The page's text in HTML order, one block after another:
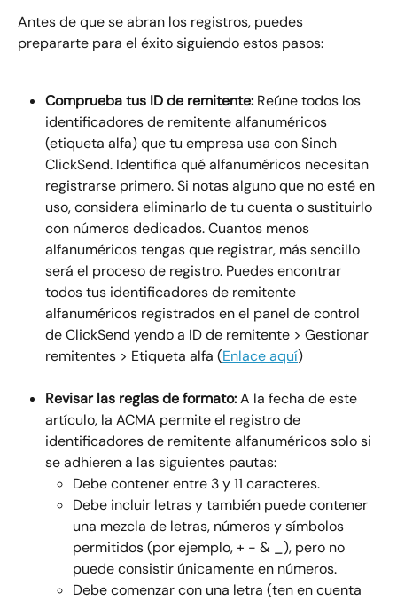
Antes de que se abran los registros, puedes
prepararte para el éxito siguiendo estos pasos:
Comprueba tus ID de remitente: Reúne todos los
identificadores de remitente alfanuméricos
(etiqueta alfa) que tu empresa usa con Sinch
ClickSend. Identifica qué alfanuméricos necesitan
registrarse primero. Si notas alguno que no esté en
uso, considera eliminarlo de tu cuenta o sustituirlo
con números dedicados. Cuantos menos
alfanuméricos tengas que registrar, más sencillo
será el proceso de registro. Puedes encontrar
todos tus identificadores de remitente
alfanuméricos registrados en el panel de control
de ClickSend yendo a ID de remitente > Gestionar
remitentes > Etiqueta alfa (Enlace aquí)
Revisar las reglas de formato: A la fecha de este
artículo, la ACMA permite el registro de
identificadores de remitente alfanuméricos solo si
se adhieren a las siguientes pautas:
Debe contener entre 3 y 11 caracteres.
Debe incluir letras y también puede contener
una mezcla de letras, números y símbolos
permitidos (por ejemplo, + - & _), pero no
puede consistir únicamente en números.
Debe comenzar con una letra (ten en cuenta